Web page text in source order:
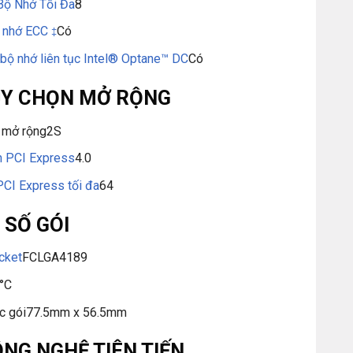
Nhớ Tối Đa8
ECC‡Có
nhớ liên tục Intel® Optane™ DCCó
CHỌN MỞ RỘNG
rộng2S
PCI Express4.0
Express tối đa64
GÓI
FCLGA4189
gói77.5mm x 56.5mm